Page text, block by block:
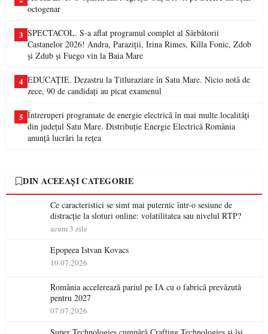
octogenar
3 SPECTACOL. S-a aflat programul complet al Sărbătorii
Castanelor 2026! Andra, Paraziții, Irina Rimes, Killa Fonic, Zdob
și Zdub și Fuego vin la Baia Mare
4 EDUCAȚIE. Dezastru la Titluraziare în Satu Mare. Nicio notă de
zece, 90 de candidați au picat examenul
5 Întreruperi programate de energie electrică în mai multe localități
din județul Satu Mare. Distribuție Energie Electrică România
anunță lucrări la rețea
DIN ACEEAȘI CATEGORIE
Ce caracteristici se simt mai puternic într-o sesiune de
distracție la sloturi online: volatilitatea sau nivelul RTP?
acum 3 zile
Epopeea Istvan Kovacs
10.07.2026
România accelerează pariul pe IA cu o fabrică prevăzută
pentru 2027
07.07.2026